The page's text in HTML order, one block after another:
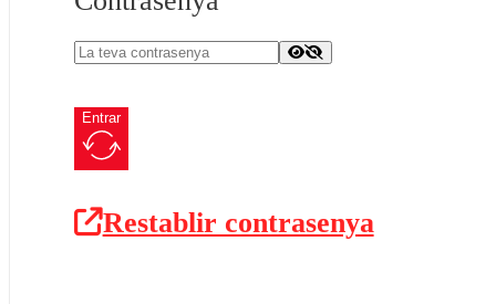
Entrar
Restablir contrasenya